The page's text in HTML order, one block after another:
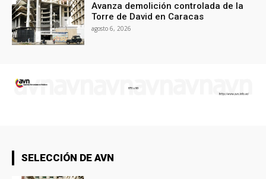
Avanza demolición controlada de la
Torre de David en Caracas
agosto 6, 2026
SELECCIÓN DE AVN